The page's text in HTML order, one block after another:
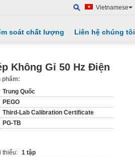
Vietnamese
soát chất lượng Liên hệ chúng tôi
Không Gỉ 50 Hz Điện
phẩm:
Trung Quốc
PEGO
Third-Lab Calibration Certificate
PG-TB
thiểu: 1 tập